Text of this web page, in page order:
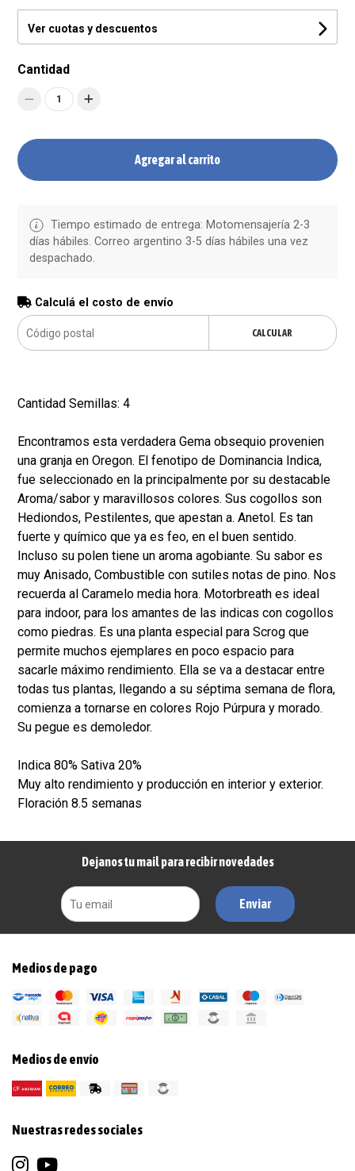
Ver cuotas y descuentos
Cantidad
1
Agregar al carrito
Tiempo estimado de entrega: Motomensajería 2-3
días hábiles. Correo argentino 3-5 días hábiles una vez
despachado.
Calculá el costo de envío
CALCULAR
Cantidad Semillas: 4
Encontramos esta verdadera Gema obsequio provenien
una granja en Oregon. El fenotipo de Dominancia Indica,
fue seleccionado en la principalmente por su destacable
Aroma/sabor y maravillosos colores. Sus cogollos son
Hediondos, Pestilentes, que apestan a. Anetol. Es tan
fuerte y químico que ya es feo, en el buen sentido.
Incluso su polen tiene un aroma agobiante. Su sabor es
muy Anisado, Combustible con sutiles notas de pino. Nos
recuerda al Caramelo media hora. Motorbreath es ideal
para indoor, para los amantes de las indicas con cogollos
como piedras. Es una planta especial para Scrog que
permite muchos ejemplares en poco espacio para
sacarle máximo rendimiento. Ella se va a destacar entre
todas tus plantas, llegando a su séptima semana de flora,
comienza a tornarse en colores Rojo Púrpura y morado.
Su pegue es demoledor.
Indica 80% Sativa 20%
Muy alto rendimiento y producción en interior y exterior.
Floración 8.5 semanas
Dejanos tu mail para recibir novedades
Enviar
Medios de pago
Medios de envío
Nuestras redes sociales